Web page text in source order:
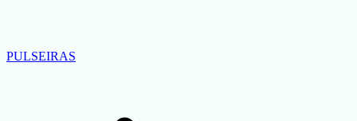
PULSEIRAS